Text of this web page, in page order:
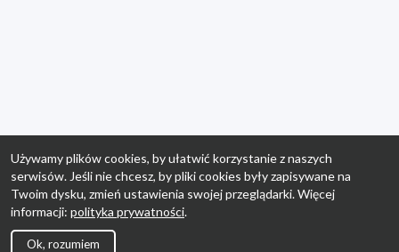
Używamy plików cookies, by ułatwić korzystanie z naszych
serwisów. Jeśli nie chcesz, by pliki cookies były zapisywane na
Twoim dysku, zmień ustawienia swojej przeglądarki. Więcej
informacji: polityka prywatności.
Ok, rozumiem